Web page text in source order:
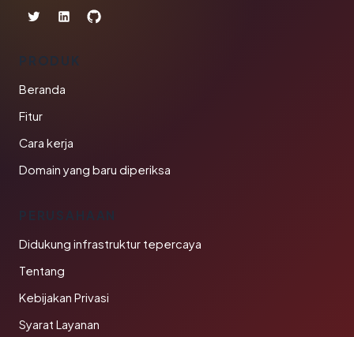
PRODUK
Beranda
Fitur
Cara kerja
Domain yang baru diperiksa
PERUSAHAAN
Didukung infrastruktur tepercaya
Tentang
Kebijakan Privasi
Syarat Layanan